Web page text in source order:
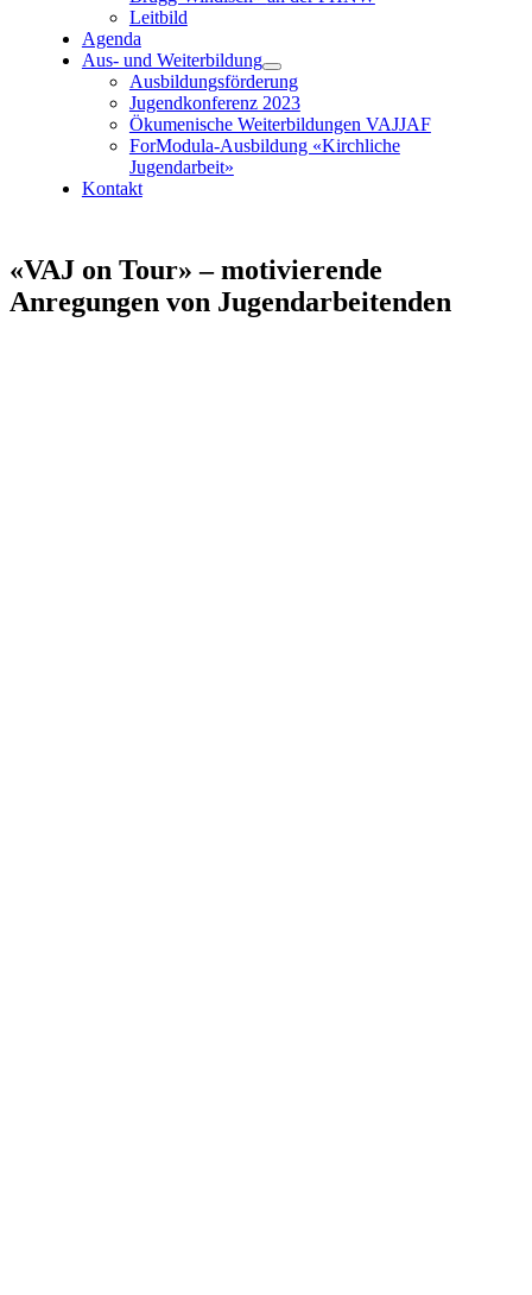
Leitbild
Agenda
Aus- und Weiterbildung
Ausbildungsförderung
Jugendkonferenz 2023
Ökumenische Weiterbildungen VAJJAF
ForModula-Ausbildung «Kirchliche
Jugendarbeit»
Kontakt
«VAJ on Tour» – motivierende
Anregungen von Jugendarbeitenden